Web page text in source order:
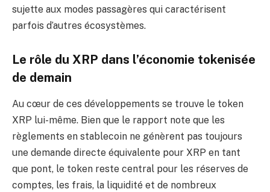
sujette aux modes passagères qui caractérisent
parfois d’autres écosystèmes.
Le rôle du XRP dans l’économie tokenisée
de demain
Au cœur de ces développements se trouve le token
XRP lui-même. Bien que le rapport note que les
règlements en stablecoin ne génèrent pas toujours
une demande directe équivalente pour XRP en tant
que pont, le token reste central pour les réserves de
comptes, les frais, la liquidité et de nombreux